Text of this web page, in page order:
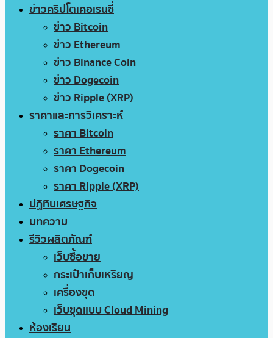
ข่าวคริปโตเคอเรนซี่
ข่าว Bitcoin
ข่าว Ethereum
ข่าว Binance Coin
ข่าว Dogecoin
ข่าว Ripple (XRP)
ราคาและการวิเคราะห์
ราคา Bitcoin
ราคา Ethereum
ราคา Dogecoin
ราคา Ripple (XRP)
ปฏิทินเศรษฐกิจ
บทความ
รีวิวผลิตภัณฑ์
เว็บซื้อขาย
กระเป๋าเก็บเหรียญ
เครื่องขุด
เว็บขุดแบบ Cloud Mining
ห้องเรียน